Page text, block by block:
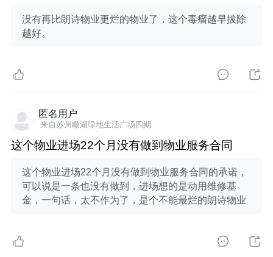
没有再比朗诗物业更烂的物业了，这个毒瘤越早拔除
越好。
匿名用户
来自苏州瞰湖绿地生活广场四期
这个物业进场22个月没有做到物业服务合同
这个物业进场22个月没有做到物业服务合同的承诺，
可以说是一条也没有做到，进场想的是动用维修基
金，一句话，太不作为了，是个不能最烂的朗诗物业